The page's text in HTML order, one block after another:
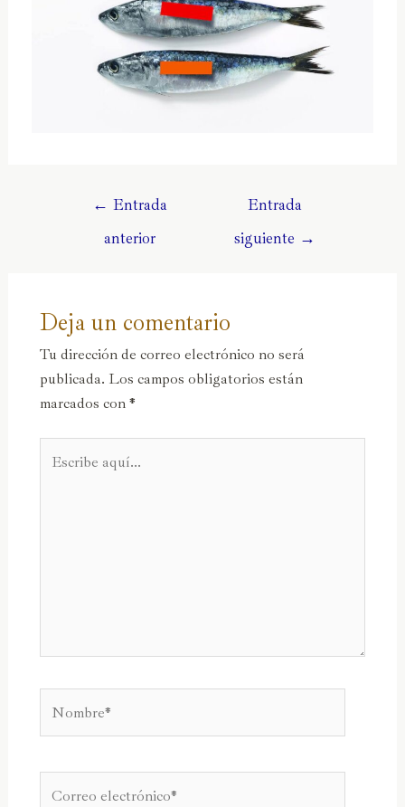
← Entrada
anterior
Entrada
siguiente →
Deja un comentario
Tu dirección de correo electrónico no será
publicada. Los campos obligatorios están
marcados con*